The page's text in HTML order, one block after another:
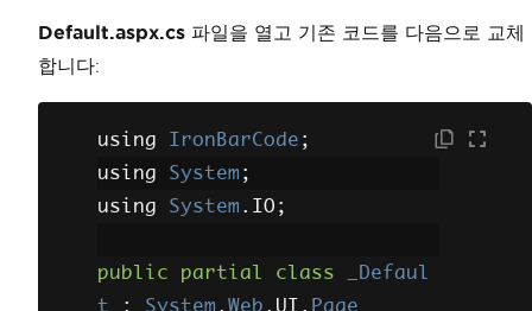
<asp:Label
ID="lblRe
sult"
abel>
</div>
</asp:Content>
Default.aspx.cs 파일을 열고 기존 코드를 다음으로 교체
합니다:
using IronBarCode ;
using System ;
using System . IO ;
public partial class
_Defaul